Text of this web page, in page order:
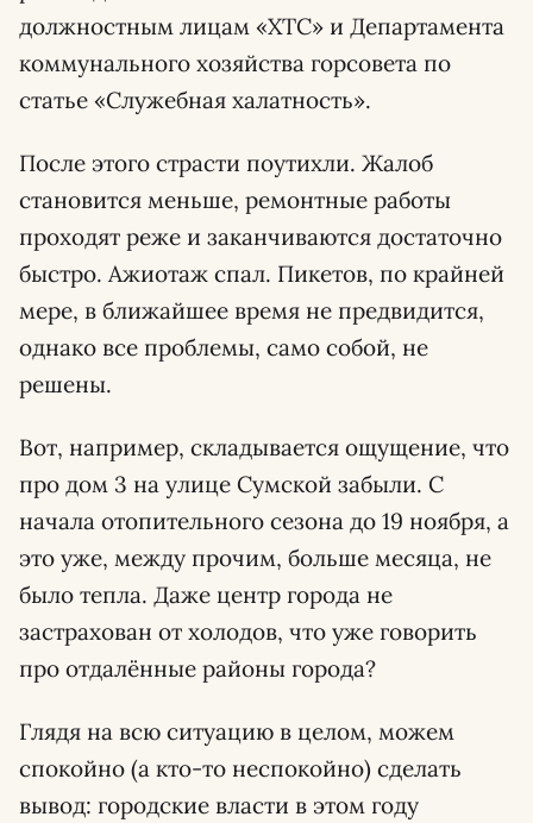
должностным лицам «ХТС» и Департамента
коммунального хозяйства горсовета по
статье «Служебная халатность».
После этого страсти поутихли. Жалоб
становится меньше, ремонтные работы
проходят реже и заканчиваются достаточно
быстро. Ажиотаж спал. Пикетов, по крайней
мере, в ближайшее время не предвидится,
однако все проблемы, само собой, не
решены.
Вот, например, складывается ощущение, что
про дом 3 на улице Сумской забыли. С
начала отопительного сезона до 19 ноября, а
это уже, между прочим, больше месяца, не
было тепла. Даже центр города не
застрахован от холодов, что уже говорить
про отдалённые районы города?
Глядя на всю ситуацию в целом, можем
спокойно (а кто-то неспокойно) сделать
вывод: городские власти в этом году